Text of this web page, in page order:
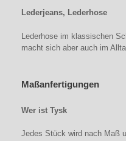
Lederjeans, Lederhose
Lederhose im klassischen
macht sich aber auch im
Maßanfertigungen
Wer ist Tysk
Jedes Stück wird nach Maß